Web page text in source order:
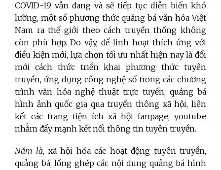
COVID-19 vẫn đang và sẽ tiếp tục diễn biến khó
lường, một số phương thức quảng bá văn hóa Việt
Nam ra thế giới theo cách truyền thống không
còn phù hợp. Do vậy, để linh hoạt thích ứng với
điều kiện mới, lựa chọn tối ưu nhất hiện nay là đổi
mới cách thức triển khai phương thức tuyên
truyền, ứng dụng công nghệ số trong các chương
trình văn hóa nghệ thuật trực tuyến, quảng bá
hình ảnh quốc gia qua truyền thông xã hội, liên
kết các trang tiện ích xã hội fanpage, youtube
nhằm đẩy mạnh kết nối thông tin tuyên truyền.
Năm là, xã hội hóa các hoạt động tuyên truyền,
quảng bá, lồng ghép các nội dung quảng bá hình